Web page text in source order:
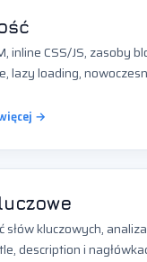
inline CSS/JS, zasoby
lazy loading,
→
słów kluczowych,
description i